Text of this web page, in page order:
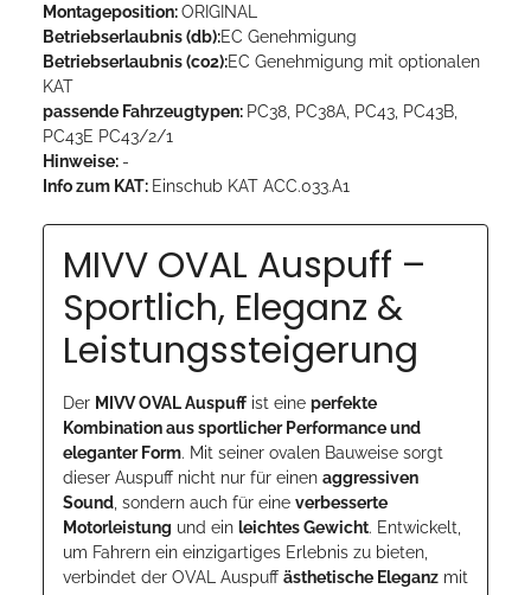
Montageposition:ORIGINAL
Betriebserlaubnis (db):EC Genehmigung
Betriebserlaubnis (co2):EC Genehmigung mit optionalen
KAT
passende Fahrzeugtypen: PC38, PC38A, PC43, PC43B,
PC43E PC43/2/1
Hinweise: -
Info zum KAT: Einschub KAT ACC.033.A1
MIVV OVAL Auspuff –
Sportlich, Eleganz &
Leistungssteigerung
Der MIVV OVAL Auspuff ist eine perfekte
Kombination aus sportlicher Performance und
eleganter Form. Mit seiner ovalen Bauweise sorgt
dieser Auspuff nicht nur für einen aggressiven
Sound , sondern auch für eine verbesserte
Motorleistung und ein leichtes Gewicht. Entwickelt,
um Fahrern ein einzigartiges Erlebnis zu bieten,
verbindet der OVAL Auspuffästhetische Eleganz mit